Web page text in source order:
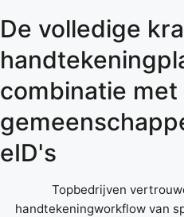
De volledige
combinatie met
eID's
Topbedrijven
handtekeningworkflow van